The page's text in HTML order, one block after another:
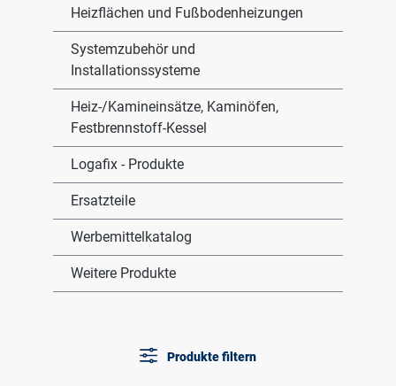
Heizflächen und Fußbodenheizungen
Systemzubehör und
Installationssysteme
Heiz-/Kamineinsätze, Kaminöfen,
Festbrennstoff-Kessel
Logafix - Produkte
Ersatzteile
Werbemittelkatalog
Weitere Produkte
Produkte filtern